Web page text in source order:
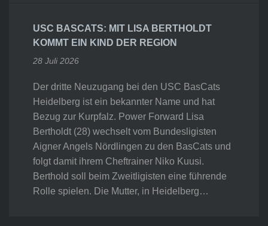
USC BASCATS: MIT LISA BERTHOLDT
KOMMT EIN KIND DER REGION
28 Juli 2026
Der dritte Neuzugang bei den USC BasCats
Heidelberg ist ein bekannter Name und hat
Bezug zur Kurpfalz. Power Forward Lisa
Bertholdt (28) wechselt vom Bundesligisten
Aigner Angels Nördlingen zu den BasCats und
folgt damit ihrem Cheftrainer Niko Kuusi.
Berthold soll beim Zweitligisten eine führende
Rolle spielen. Die Mutter, in Heidelberg…